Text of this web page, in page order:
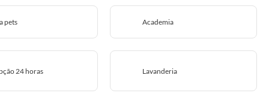
pets Academia
24 horas Lavanderia